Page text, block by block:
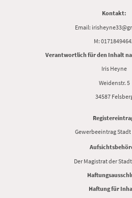
Kontakt:
Email:
M:
Verantwortlich für den Inhalt
Iris Heyne
Weidenstr. 5
34587
Gewerbeeintrag Stadt
Der Magistrat der
Haftung für